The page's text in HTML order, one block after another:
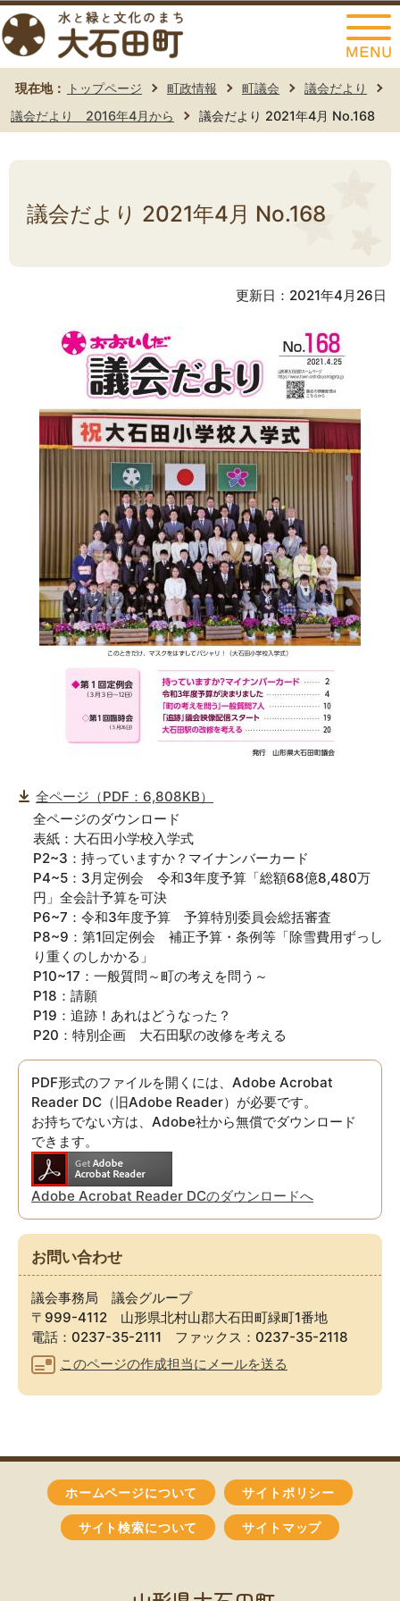
このページの本文へ移動
現在地： トップページ 町政情報 町議会
議会だより
議会だより 2016年4月から
議会だより 2021年4月 No.168
議会だより 2021年4月 No.168
更新日：2021年4月26日
全ページ（PDF：6,808KB）
全ページのダウンロード
表紙：大石田小学校入学式
P2~3：持っていますか？マイナンバーカード
P4~5：3月定例会 令和3年度予算「総額68億8,480万
円」全会計予算を可決
P6~7：令和3年度予算 予算特別委員会総括審査
P8~9：第1回定例会 補正予算・条例等「除雪費用ずっし
り重くのしかかる」
P10~17：一般質問～町の考えを問う～
P18：請願
P19：追跡！あれはどうなった？
P20：特別企画 大石田駅の改修を考える
PDF形式のファイルを開くには、Adobe Acrobat
Reader DC（旧Adobe Reader）が必要です。
お持ちでない方は、Adobe社から無償でダウンロード
できます。
Adobe Acrobat Reader DCのダウンロードへ
お問い合わせ
議会事務局 議会グループ
〒999-4112 山形県北村山郡大石田町緑町1番地
電話：0237-35-2111 ファックス：0237-35-2118
このページの作成担当にメールを送る
ホームページについて サイトポリシー
サイト検索について サイトマップ